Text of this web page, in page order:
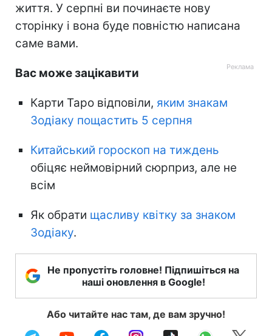
життя. У серпні ви починаєте нову
сторінку і вона буде повністю написана
саме вами.
Вас може зацікавити
Карти Таро відповіли, яким знакам
Зодіаку пощастить 5 серпня
Китайський гороскоп на тиждень
обіцяє неймовірний сюрприз, але не
всім
Як обрати щасливу квітку за знаком
Зодіаку.
Не пропустіть головне! Підпишіться на
наші оновлення в Google!
Або читайте нас там, де вам зручно!